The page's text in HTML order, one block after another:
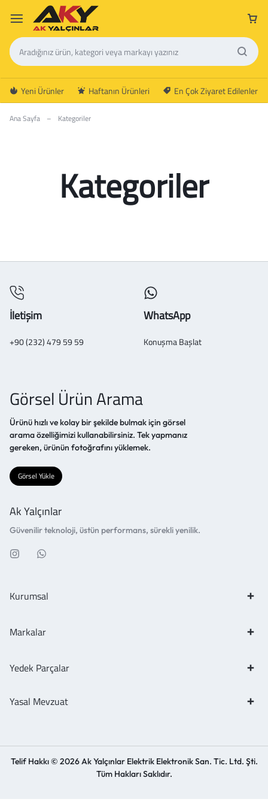
Yeni Ürünler Haftanın Ürünleri En Çok Ziyaret Edilenler
Ana Sayfa – Kategoriler
Kategoriler
İletişim
+90 (232) 479 59 59
WhatsApp
Konuşma Başlat
Görsel Ürün Arama
Ürünü hızlı ve kolay bir şekilde bulmak için görsel
arama özelliğimizi kullanabilirsiniz. Tek yapmanız
gereken, ürünün fotoğrafını yüklemek.
Görsel Yükle
Ak Yalçınlar
Güvenilir teknoloji, üstün performans, sürekli yenilik.
Kurumsal
Markalar
Yedek Parçalar
Yasal Mevzuat
Telif Hakkı © 2026 Ak Yalçınlar Elektrik Elektronik San. Tic. Ltd. Şti.
Tüm Hakları Saklıdır.